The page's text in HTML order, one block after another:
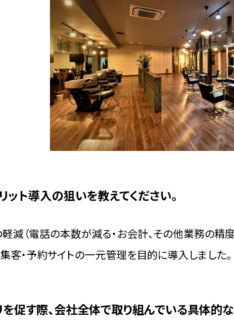
ット導入の狙いを教えてください。
減（電話の本数が減る・お会計、その他業務の精
客・予約サイトの一元管理を目的に導入しました。
促す際、会社全体で取り組んでいる具体的